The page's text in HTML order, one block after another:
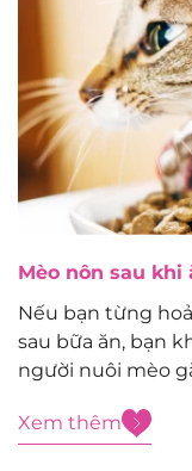
Mèo nôn sau
Nếu bạn từng
sau bữa ăn, bạn
người nuôi mèo
thực tế, hành vi
Xem thêm